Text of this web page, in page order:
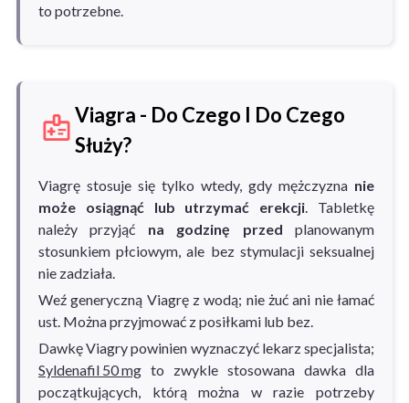
to potrzebne.
Viagra - Do Czego I Do Czego
Służy?
Viagrę stosuje się tylko wtedy, gdy mężczyzna nie
może osiągnąć lub utrzymać erekcji . Tabletkę
należy przyjąć na godzinę przed planowanym
stosunkiem płciowym, ale bez stymulacji seksualnej
nie zadziała.
Weź generyczną Viagrę z wodą; nie żuć ani nie łamać
ust. Można przyjmować z posiłkami lub bez.
Dawkę Viagry powinien wyznaczyć lekarz specjalista;
Syldenafil 50 mg to zwykle stosowana dawka dla
początkujących, którą można w razie potrzeby